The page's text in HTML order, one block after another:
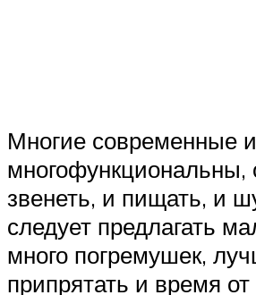
Многие современные
многофункциональны,
звенеть, и пищать, и
следует предлагать
много погремушек,
припрятать и время